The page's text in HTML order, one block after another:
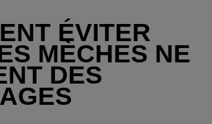
ÉVITER
MÈCHES NE
DES